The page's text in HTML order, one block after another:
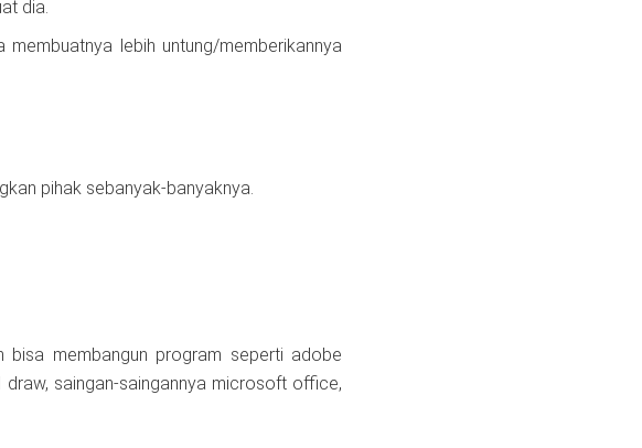
dia.
lebih untung/memberikannya
pihak sebanyak-banyaknya.
bisa membangun program seperti adobe
saingan-saingannya microsoft office,